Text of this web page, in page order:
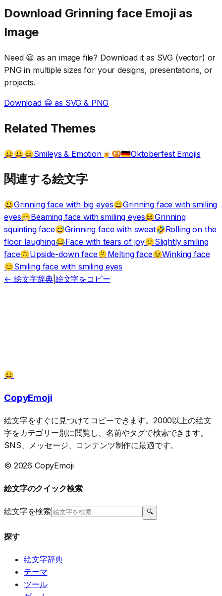
Download Grinning faceEmoji as
Image
Need 😀 as an image file? Download it as SVG (vector) or
PNG in multiple sizes for your designs, presentations, or
projects.
Download 😀 as SVG & PNG
Related Themes
😀😃😄Smileys & Emotion🍺🥨🇩🇪Oktoberfest Emojis
関連する絵文字
😃Grinning face with big eyes😄Grinning face with smiling
eyes😁Beaming face with smiling eyes😆Grinning
squinting face😅Grinning face with sweat🤣Rolling on the
floor laughing😂Face with tears of joy🙂Slightly smiling
face🙃Upside-down face🫠Melting face😉Winking face
😊Smiling face with smiling eyes
← 絵文字辞典| 絵文字をコピー
😀
CopyEmoji
絵文字をすぐに見つけてコピーできます。2000以上の絵文
字をカテゴリー別に閲覧し、名前やタグで検索できます。
SNS、メッセージ、コンテンツ制作に最適です。
© 2026 CopyEmoji
絵文字のクイック検索
絵文字を検索 🔍
探す
絵文字辞典
テーマ
ツール